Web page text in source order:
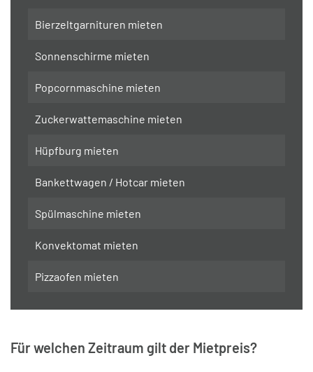
Bierzeltgarnituren mieten
Sonnenschirme mieten
Popcornmaschine mieten
Zuckerwattemaschine mieten
Hüpfburg mieten
Bankettwagen / Hotcar mieten
Spülmaschine mieten
Konvektomat mieten
Pizzaofen mieten
Für welchen Zeitraum gilt der Mietpreis?